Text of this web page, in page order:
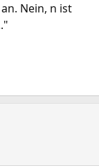
Nein, n ist